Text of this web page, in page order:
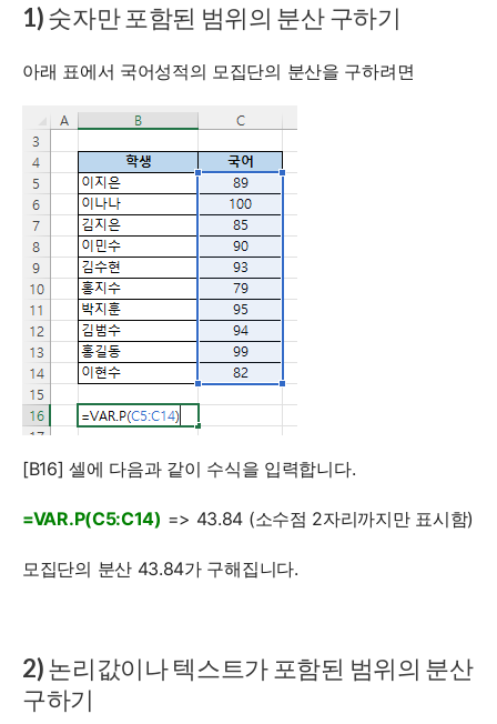
1) 숫자만 포함된 범위의 분산 구하기
아래 표에서 국어성적의 모집단의 분산을 구하려면
[B16] 셀에 다음과 같이 수식을 입력합니다.
=VAR.P(C5:C14) => 43.84 (소수점 2자리까지만 표시함)
모집단의 분산 43.84가 구해집니다.
2) 논리값이나 텍스트가 포함된 범위의 분산
구하기